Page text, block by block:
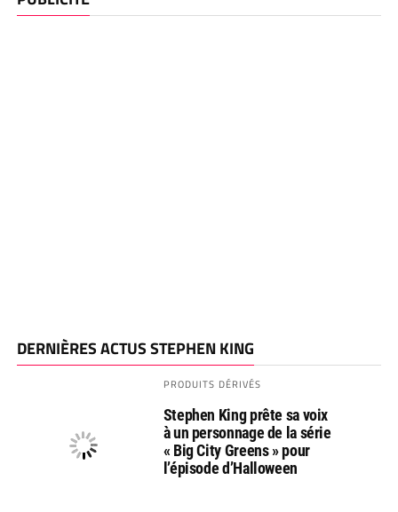
DERNIÈRES ACTUS STEPHEN KING
PRODUITS DÉRIVÉS
Stephen King prête sa voix
à un personnage de la série
« Big City Greens » pour
l’épisode d’Halloween